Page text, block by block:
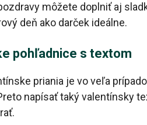
môžete doplniť aj
deň ako darček ideálne.
pohľadnice s textom
priania je vo veľa
napísať taký valentínsky